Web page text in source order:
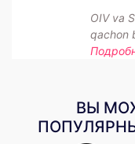
OIV va
qachon
ВЫ